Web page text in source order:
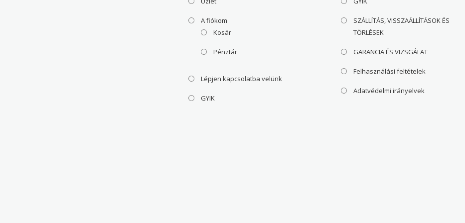
A fiókom
Kosár
Pénztár
Lépjen kapcsolatba velünk
GYIK
SZÁLLÍTÁS, VISSZAÁLLÍTÁSOK ÉS
TÖRLÉSEK
GARANCIA ÉS VIZSGÁLAT
Felhasználási feltételek
Adatvédelmi irányelvek